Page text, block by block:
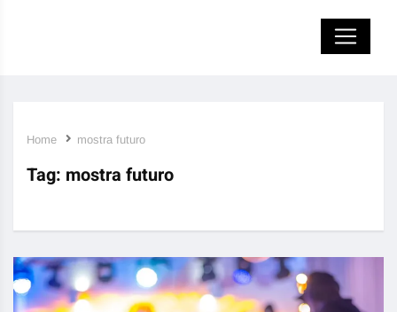
Home mostra futuro
Tag: mostra futuro